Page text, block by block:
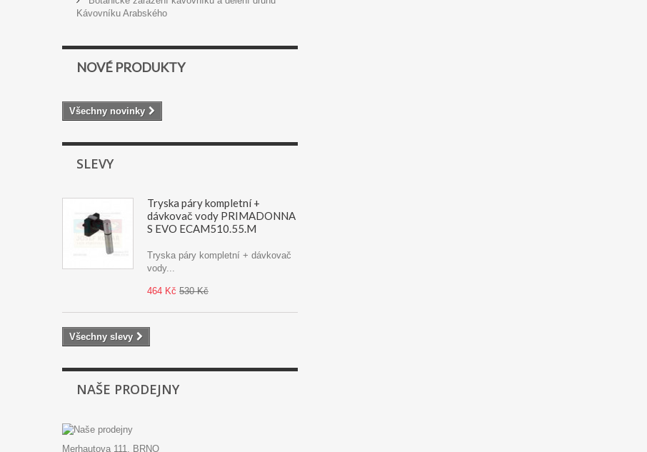
Kávovníku Arabského
NOVÉ PRODUKTY
Všechny novinky
SLEVY
Tryska páry kompletní +
dávkovač vody PRIMADONNA
S EVO ECAM510.55.M
Tryska páry kompletní + dávkovač
vody...
464 Kč 530 Kč
Všechny slevy
NAŠE PRODEJNY
Merhautova 111, BRNO